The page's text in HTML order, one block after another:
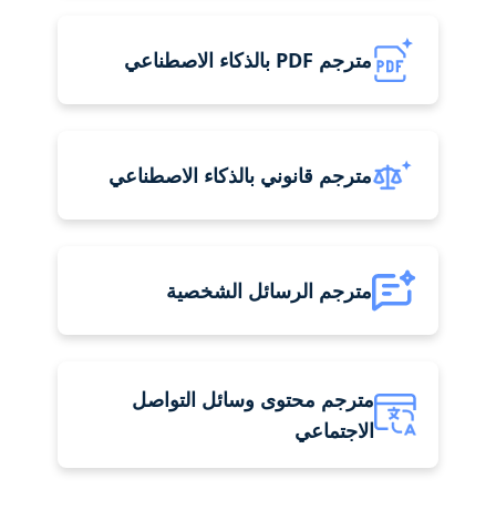
مترجم PDF بالذكاء الاصطناعي
مترجم قانوني بالذكاء الاصطناعي
مترجم الرسائل الشخصية
مترجم محتوى وسائل التواصل
الاجتماعي